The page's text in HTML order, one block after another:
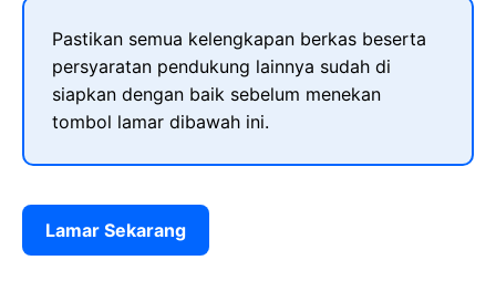
Pastikan semua kelengkapan berkas beserta
persyaratan pendukung lainnya sudah di
siapkan dengan baik sebelum menekan
tombol lamar dibawah ini.
Lamar Sekarang